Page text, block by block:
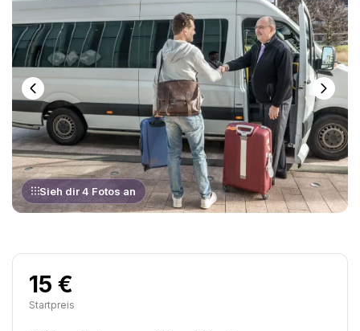
Sieh dir 4 Fotos an
15 €
Startpreis